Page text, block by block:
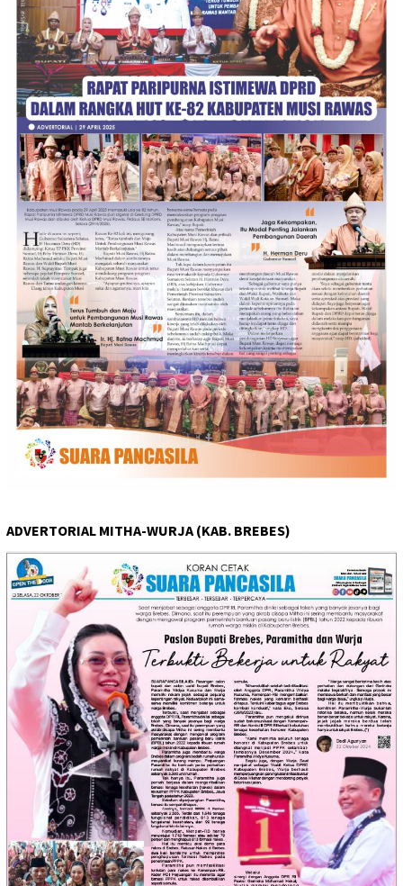
ADVERTORIAL MITHA-WURJA (KAB. BREBES)